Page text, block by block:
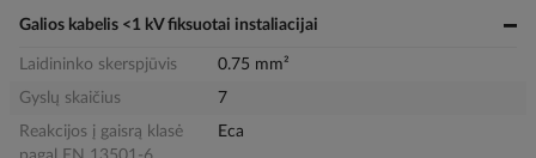
Galios kabelis <1 kV fiksuotai instaliacijai
Laidininko skerspjūvis
0.75 mm²
Gyslų skaičius
7
Reakcijos į gaisrą klasė
Eca